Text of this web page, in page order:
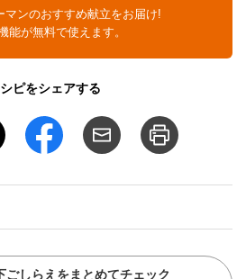
マンのおすすめ献立をお届け!
能が無料で使えます。
ピをシェアする
ごしらえをまとめてチェック